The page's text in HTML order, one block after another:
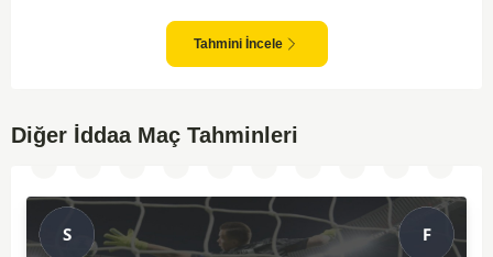
anlar yakalayabilmektedir. İki takım arasındaki tarihsel rekabet dikkate
alındığında, maçın dengede geçmesi olasıdır ve her iki tarafın da gol
şansı bulunmaktadır. Özellikle Jaro'nun savunma zaafları ve VPS'nin hızlı
Tahmini İncele
Diğer İddaa Maç Tahminleri